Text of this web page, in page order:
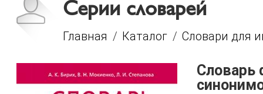
Серии словарей
Главная / Каталог / Словари для
Словарь